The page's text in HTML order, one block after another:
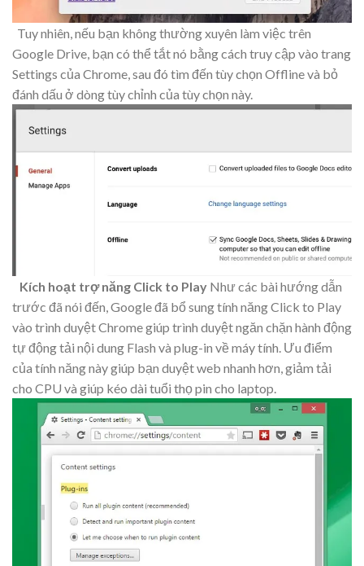
Tuy nhiên, nếu bạn không thường xuyên làm việc trên
Google Drive, bạn có thể tắt nó bằng cách truy cập vào trang
Settings của Chrome, sau đó tìm đến tùy chọn Offline và bỏ
đánh dấu ở dòng tùy chỉnh của tùy chọn này.
Kích hoạt trợ năng Click to Play Như các bài hướng dẫn
trước đã nói đến, Google đã bổ sung tính năng Click to Play
vào trình duyệt Chrome giúp trình duyệt ngăn chặn hành động
tự động tải nội dung Flash và plug-in về máy tính. Ưu điểm
của tính năng này giúp bạn duyệt web nhanh hơn, giảm tải
cho CPU và giúp kéo dài tuổi thọ pin cho laptop.